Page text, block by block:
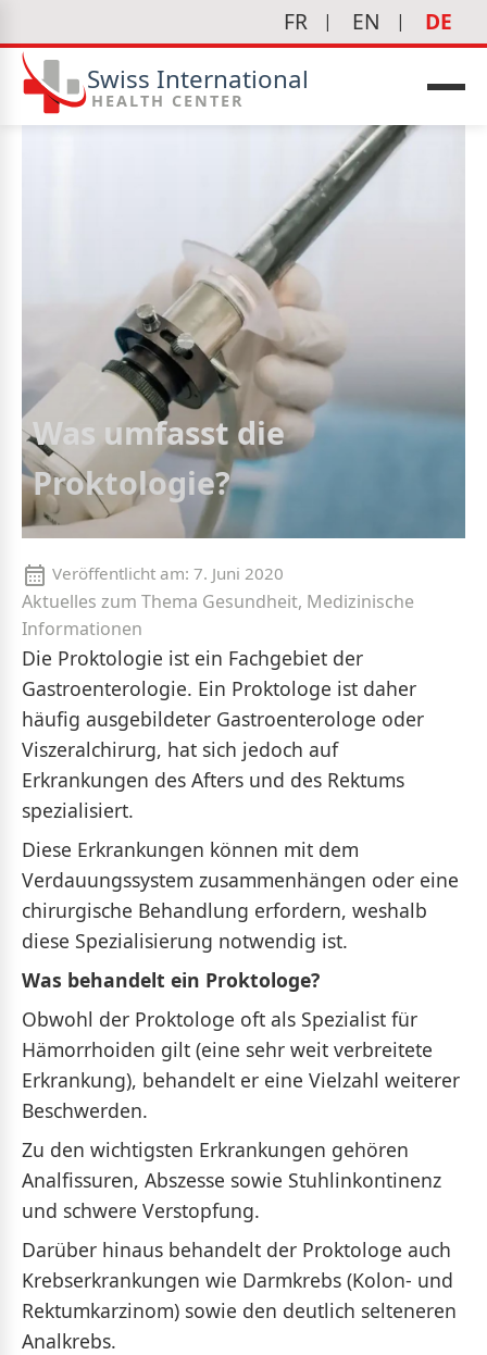
FR EN DE
Swiss International
HEALTH CENTER
Was umfasst die
Proktologie?
Veröffentlicht am: 7. Juni 2020
Aktuelles zum Thema Gesundheit, Medizinische
Informationen
Die Proktologie ist ein Fachgebiet der
Gastroenterologie. Ein Proktologe ist daher
häufig ausgebildeter Gastroenterologe oder
Viszeralchirurg, hat sich jedoch auf
Erkrankungen des Afters und des Rektums
spezialisiert.
Diese Erkrankungen können mit dem
Verdauungssystem zusammenhängen oder eine
chirurgische Behandlung erfordern, weshalb
diese Spezialisierung notwendig ist.
Was behandelt ein Proktologe?
Obwohl der Proktologe oft als Spezialist für
Hämorrhoiden gilt (eine sehr weit verbreitete
Erkrankung), behandelt er eine Vielzahl weiterer
Beschwerden.
Zu den wichtigsten Erkrankungen gehören
Analfissuren, Abszesse sowie Stuhlinkontinenz
und schwere Verstopfung.
Darüber hinaus behandelt der Proktologe auch
Krebserkrankungen wie Darmkrebs (Kolon- und
Rektumkarzinom) sowie den deutlich selteneren
Analkrebs.